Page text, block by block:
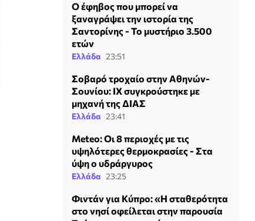
Ο έφηβος που μπορεί να
ξαναγράψει την ιστορία της
Σαντορίνης - Το μυστήριο 3.500
ετών
Ελλάδα 23:51
Σοβαρό τροχαίο στην Αθηνών-
Σουνίου: ΙΧ συγκρούστηκε με
μηχανή της ΔΙΑΣ
Ελλάδα 23:41
Meteo: Οι 8 περιοχές με τις
υψηλότερες θερμοκρασίες - Στα
ύψη ο υδράργυρος
Ελλάδα 23:25
Φιντάν για Κύπρο: «Η σταθερότητα
στο νησί οφείλεται στην παρουσία